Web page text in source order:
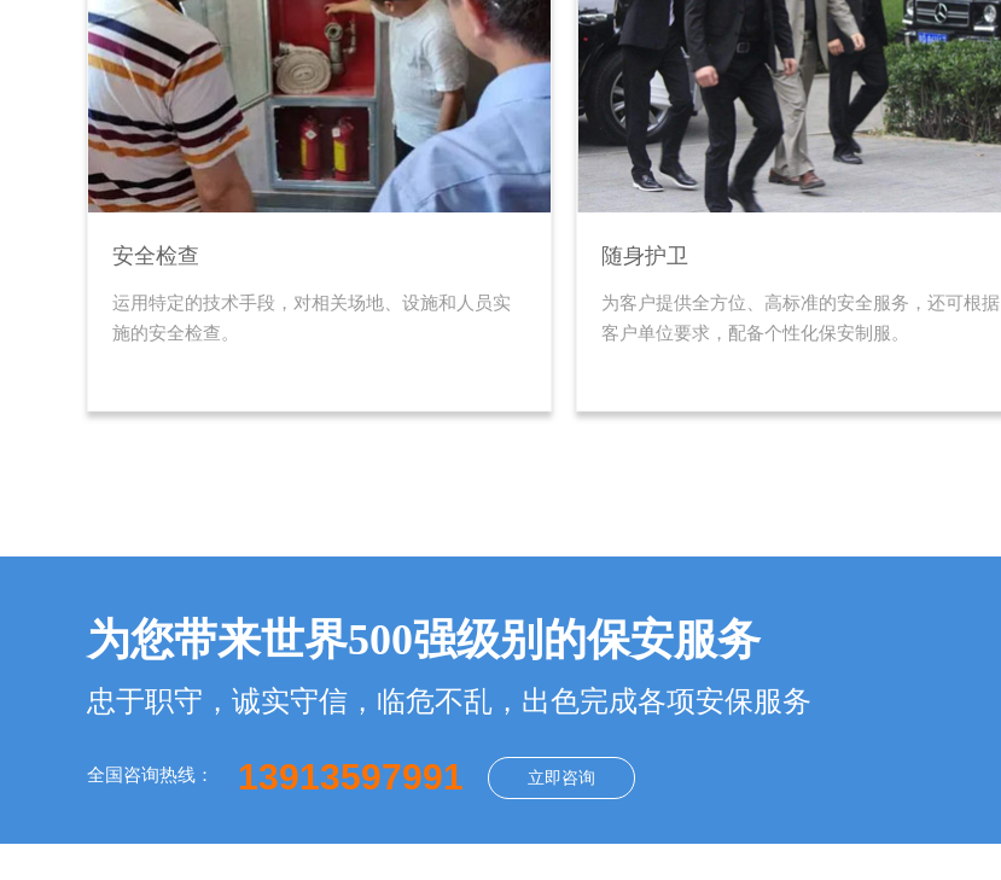
安全检查
运用特定的技术手段，对相关场地、设施和人员实
施的安全检查。
随身护卫
为客户提供全方位、高标准的安全服务，还可根据
客户单位要求，配备个性化保安制服。
为您带来世界500强级别的保安服务
忠于职守，诚实守信，临危不乱，出色完成各项安保服务
全国咨询热线： 13913597991 立即咨询